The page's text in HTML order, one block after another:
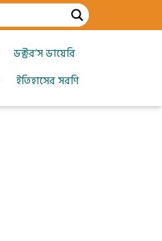
ডক্টর’স ডায়েরি
ইতিহাসের সরণি